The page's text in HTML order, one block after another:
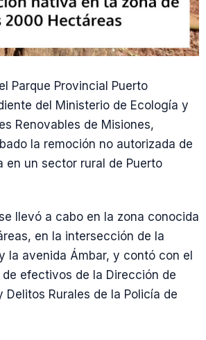
Parque Provincial Puerto
del Ministerio de Ecología y
Renovables de Misiones,
la remoción no autorizada de
en un sector rural de Puerto
llevó a cabo en la zona conocida
en la intersección de la
la avenida Ámbar, y contó con el
efectivos de la Dirección de
Delitos Rurales de la Policía de